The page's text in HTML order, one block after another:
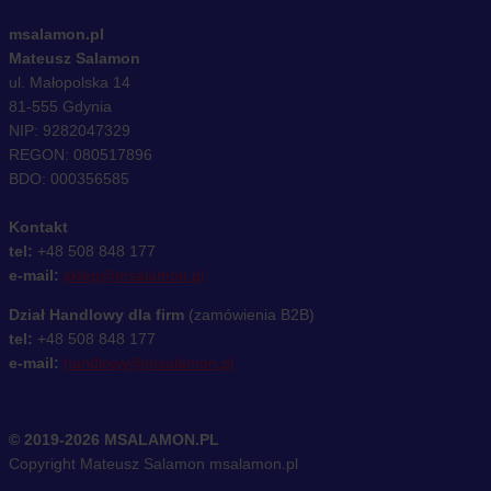
msalamon.pl
Mateusz Salamon
ul. Małopolska 14
81-555 Gdynia
NIP: 9282047329
REGON: 080517896
BDO: 000356585
Kontakt
tel: +48 508 848 177
e-mail: sklep@msalamon.pl
Dział Handlowy dla firm (zamówienia B2B)
tel: +48 508 848 177
e-mail: handlowy@msalamon.pl
© 2019-2026 MSALAMON.PL
Copyright Mateusz Salamon msalamon.pl